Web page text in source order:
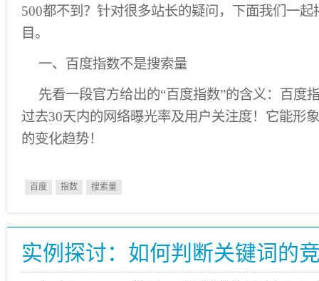
500都不到？针对很多站长的疑问，下面我们一
目。
一、百度指数不是搜索量
先看一段官方给出的“百度指数”的含义：百度
过去30天内的网络曝光率及用户关注度！它能形
的变化趋势！
百度 指数 搜索量
实例探讨：如何判断关键词的